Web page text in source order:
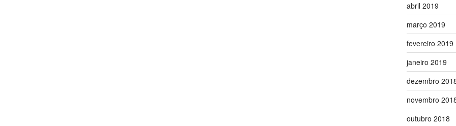
abril 2019
março 2019
fevereiro 2019
janeiro 2019
dezembro
novembro
outubro 2018